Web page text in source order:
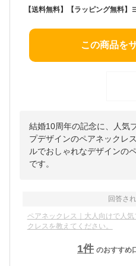
この商品を
結婚10周年の記念に、人気
プデザインのペアネックレ
ルでおしゃれなデザインの
です。
回答さ
ペアネックレス｜大人向けで人
クレスを教えてください。
1件 のおすすめ